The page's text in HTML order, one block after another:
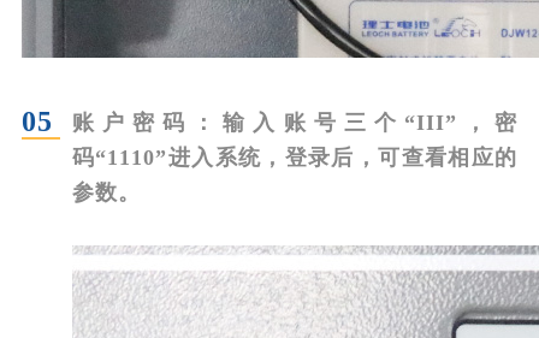
05 账户密码：输入账号三个“III”，密
码“1110”进入系统，登录后，可查看相应的
参数。